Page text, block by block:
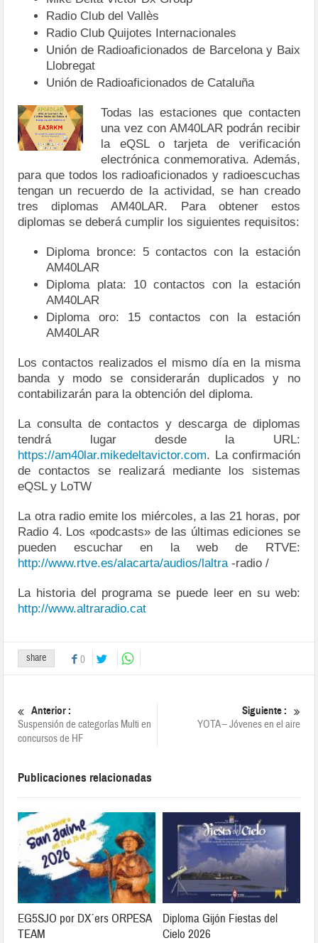
Radio Club del Vallès
Radio Club Quijotes Internacionales
Unión de Radioaficionados de Barcelona y Baix
Llobregat
Unión de Radioaficionados de Cataluña
Todas las estaciones que contacten
una vez con AM40LAR podrán recibir
la eQSL o tarjeta de verificación
electrónica conmemorativa. Además,
para que todos los radioaficionados y radioescuchas
tengan un recuerdo de la actividad, se han creado
tres diplomas AM40LAR. Para obtener estos
diplomas se deberá cumplir los siguientes requisitos:
Diploma bronce: 5 contactos con la estación
AM40LAR
Diploma plata: 10 contactos con la estación
AM40LAR
Diploma oro: 15 contactos con la estación
AM40LAR
Los contactos realizados el mismo día en la misma
banda y modo se considerarán duplicados y no
contabilizarán para la obtención del diploma.
La consulta de contactos y descarga de diplomas
tendrá lugar desde la URL:
https://am40lar.mikedeltavictor.com. La confirmación
de contactos se realizará mediante los sistemas
eQSL y LoTW
La otra radio emite los miércoles, a las 21 horas, por
Radio 4. Los «podcasts» de las últimas ediciones se
pueden escuchar en la web de RTVE:
http://www.rtve.es/alacarta/audios/laltra-radio /
La historia del programa se puede leer en su web:
http://www.altraradio.cat
share 0
Anterior :
Suspensión de categorías Multi en
concursos de HF
Siguiente :
YOTA – Jóvenes en el aire
Publicaciones relacionadas
EG5SJO por DX´ers ORPESA
TEAM
Diploma Gijón Fiestas del
Cielo 2026